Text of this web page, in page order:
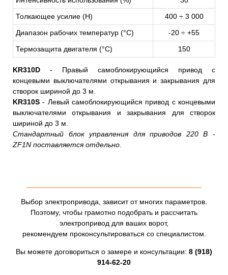
Толкающее усилие (Н)
400 ÷ 3 000
Диапазон рабочих температур (°C)
-20 ÷ +55
Термозащита двигателя (°C)
150
KR310D - Правый самоблокирующийся привод с
концевыми выключателями открывания и закрывания для
створок шириной до 3 м.
KR310S - Левый самоблокирующийся привод с концевыми
выключателями открывания и закрывания для створок
шириной до 3 м.
Стандартный блок управления для приводов 220 В -
ZF1N поставляется отдельно.
Выбор электропривода, зависит от многих параметров.
Поэтому, чтобы грамотно подобрать и рассчитать
электропривод для ваших ворот,
рекомендуем проконсультироваться со специалистом.
Вы можете договориться о замере и консультации: 8 (918)
914-62-20